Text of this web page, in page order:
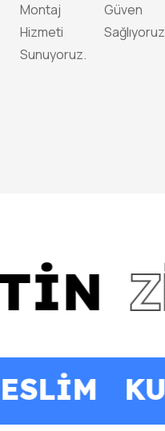
Montaj
Hizmeti
Sunuyoruz.
Güven
ZIP